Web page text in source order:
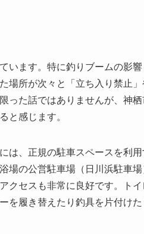
います。特に釣りブームの影
場所が次々と「立ち入り禁止
った話ではありませんが、神
と感じます。
は、正規の駐車スペースを利用
場の公営駐車場（日川浜駐車
クセスも非常に良好です。ト
を履き替えたり釣具を片付け